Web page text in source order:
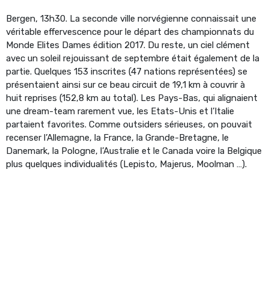
Bergen, 13h30. La seconde ville norvégienne connaissait une
véritable effervescence pour le départ des championnats du
Monde Elites Dames édition 2017. Du reste, un ciel clément
avec un soleil rejouissant de septembre était également de la
partie. Quelques 153 inscrites (47 nations représentées) se
présentaient ainsi sur ce beau circuit de 19,1 km à couvrir à
huit reprises (152,8 km au total). Les Pays-Bas, qui alignaient
une dream-team rarement vue, les Etats-Unis et l’Italie
partaient favorites. Comme outsiders sérieuses, on pouvait
recenser l’Allemagne, la France, la Grande-Bretagne, le
Danemark, la Pologne, l’Australie et le Canada voire la Belgique
plus quelques individualités (Lepisto, Majerus, Moolman …).